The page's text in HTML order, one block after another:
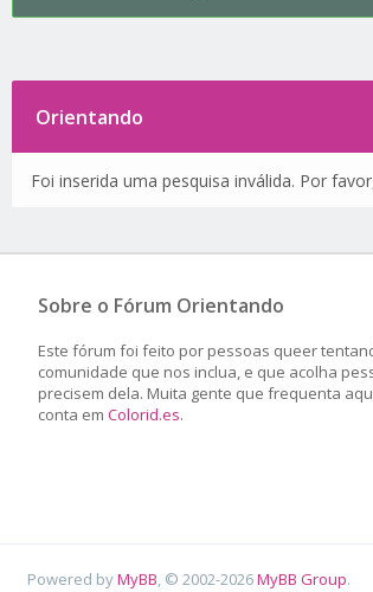
Orientando
Foi inserida uma pesquisa inválida. Por
Sobre o Fórum Orientando
Este fórum foi feito por pessoas queer
comunidade que nos inclua, e que acolha
precisem dela. Muita gente que frequenta
conta em Colorid.es.
Powered byMyBB , © 2002-2026MyBB Group.